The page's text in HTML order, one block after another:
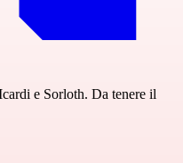
e Sorloth. Da tenere il